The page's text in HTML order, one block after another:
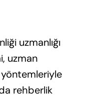
uzmanlığı
uzman
rehberlik